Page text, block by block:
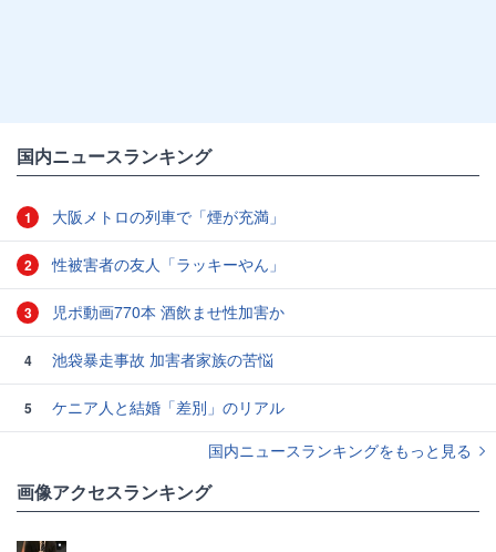
国内ニュースランキング
1 大阪メトロの列車で「煙が充満」
2 性被害者の友人「ラッキーやん」
3 児ポ動画770本 酒飲ませ性加害か
4 池袋暴走事故 加害者家族の苦悩
5
ケニア人と結婚「差別」のリアル
国内ニュースランキングをもっと見る
画像アクセスランキング